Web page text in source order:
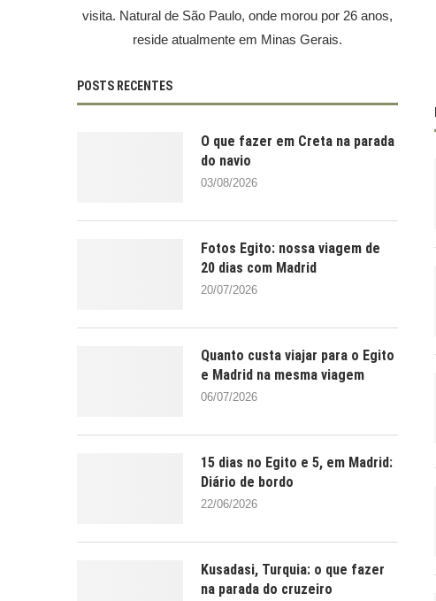
visita. Natural de São Paulo, onde morou por 26 anos,
reside atualmente em Minas Gerais.
POSTS RECENTES
O que fazer em Creta na parada
do navio
03/08/2026
Fotos Egito: nossa viagem de
20 dias com Madrid
20/07/2026
Quanto custa viajar para o Egito
e Madrid na mesma viagem
06/07/2026
15 dias no Egito e 5, em Madrid:
Diário de bordo
22/06/2026
Kusadasi, Turquia: o que fazer
na parada do cruzeiro